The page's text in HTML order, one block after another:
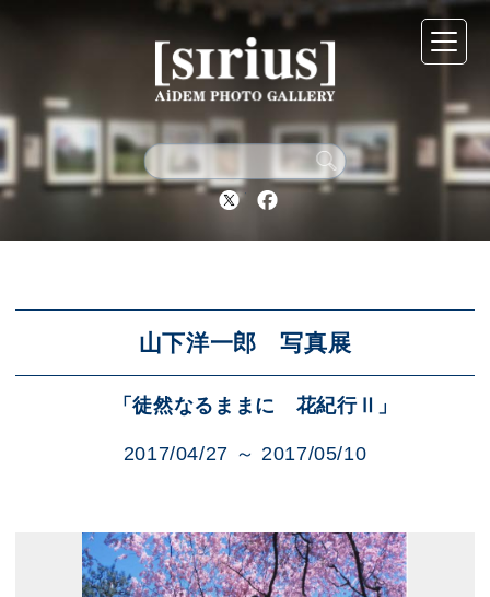
Twitter Facebook
山下洋一郎 写真展
「徒然なるままに 花紀行Ⅱ」
2017/04/27 ～ 2017/05/10
シリウスについて
展示スケジュール